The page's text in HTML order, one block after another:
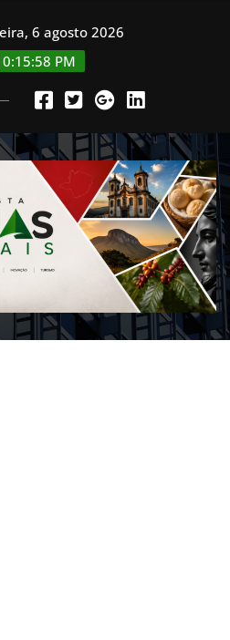
6 agosto 2026
PM